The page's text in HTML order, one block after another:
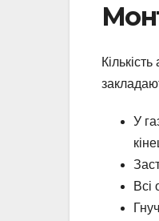
У
Всі